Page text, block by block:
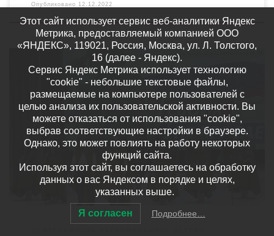
Опубликовано 12.12.2022
Концерт с символичным названием «Своих не бросаем»
состоялся в Центральном доме культуры. Девять месяцев в
едином душевном порыве мы поддерживаем Президента
Российской Федерации Владимира Владимировича […]
Этот сайт использует сервис веб-аналитики Яндекс
Метрика, предоставляемый компанией ООО
«ЯНДЕКС», 119021, Россия, Москва, ул. Л. Толстого,
16 (далее - Яндекс).
Сервис Яндекс Метрика использует технологию
"cookie" - небольшие текстовые файлы,
размещаемые на компьютере пользователей с
целью анализа их пользовательской активности. Вы
можете отказаться от использования "cookie",
выбрав соответствующие настройки в браузере.
Однако, это может повлиять на работу некоторых
функций сайта.
Используя этот сайт, вы соглашаетесь на обработку
данных о вас Яндексом в порядке и целях,
указанных выше.
Я согласен Подробнее…